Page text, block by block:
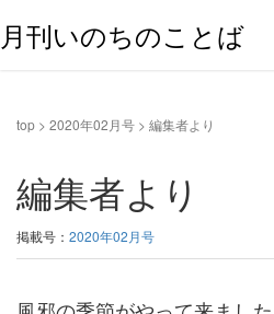
月刊いのちのことば
top > 2020年02月号 > 編集者より
編集者より
掲載号： 2020年02月号